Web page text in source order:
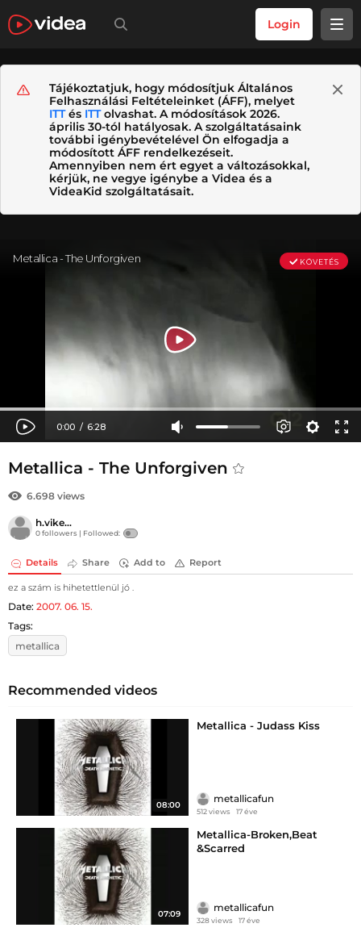
Login
Tájékoztatjuk, hogy módosítjuk Általános
Felhasználási Feltételeinket (ÁFF), melyet
ITTés ITTolvashat. A módosítások 2026.
április 30-tól hatályosak. A szolgáltatásaink
további igénybevételével Ön elfogadja a
módosított ÁFF rendelkezéseit.
Amennyiben nem ért egyet a változásokkal,
kérjük, ne vegye igénybe a Videa és a
VideaKid szolgáltatásait.
Metallica - The Unforgiven
6.698 views
h.vike...
0 followers | Followed:
Details Share Add to Report
ez a szám is hihetettlenül jó .
Date: 2007. 06. 15.
Tags:
metallica
Recommended videos
08:00
Metallica - Judass Kiss
metallicafun
512 views 17 éve
07:09
Metallica-Broken,Beat
&Scarred
metallicafun
328 views 17 éve